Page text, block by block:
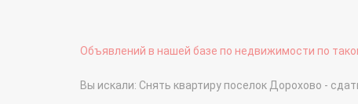
Объявлений в нашей базе по недвижимости по
Вы искали: Снять квартиру поселок Дорохово -